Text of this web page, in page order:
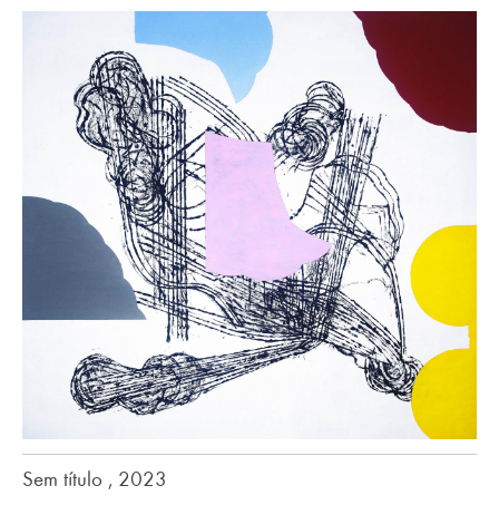
Sem título , 2023